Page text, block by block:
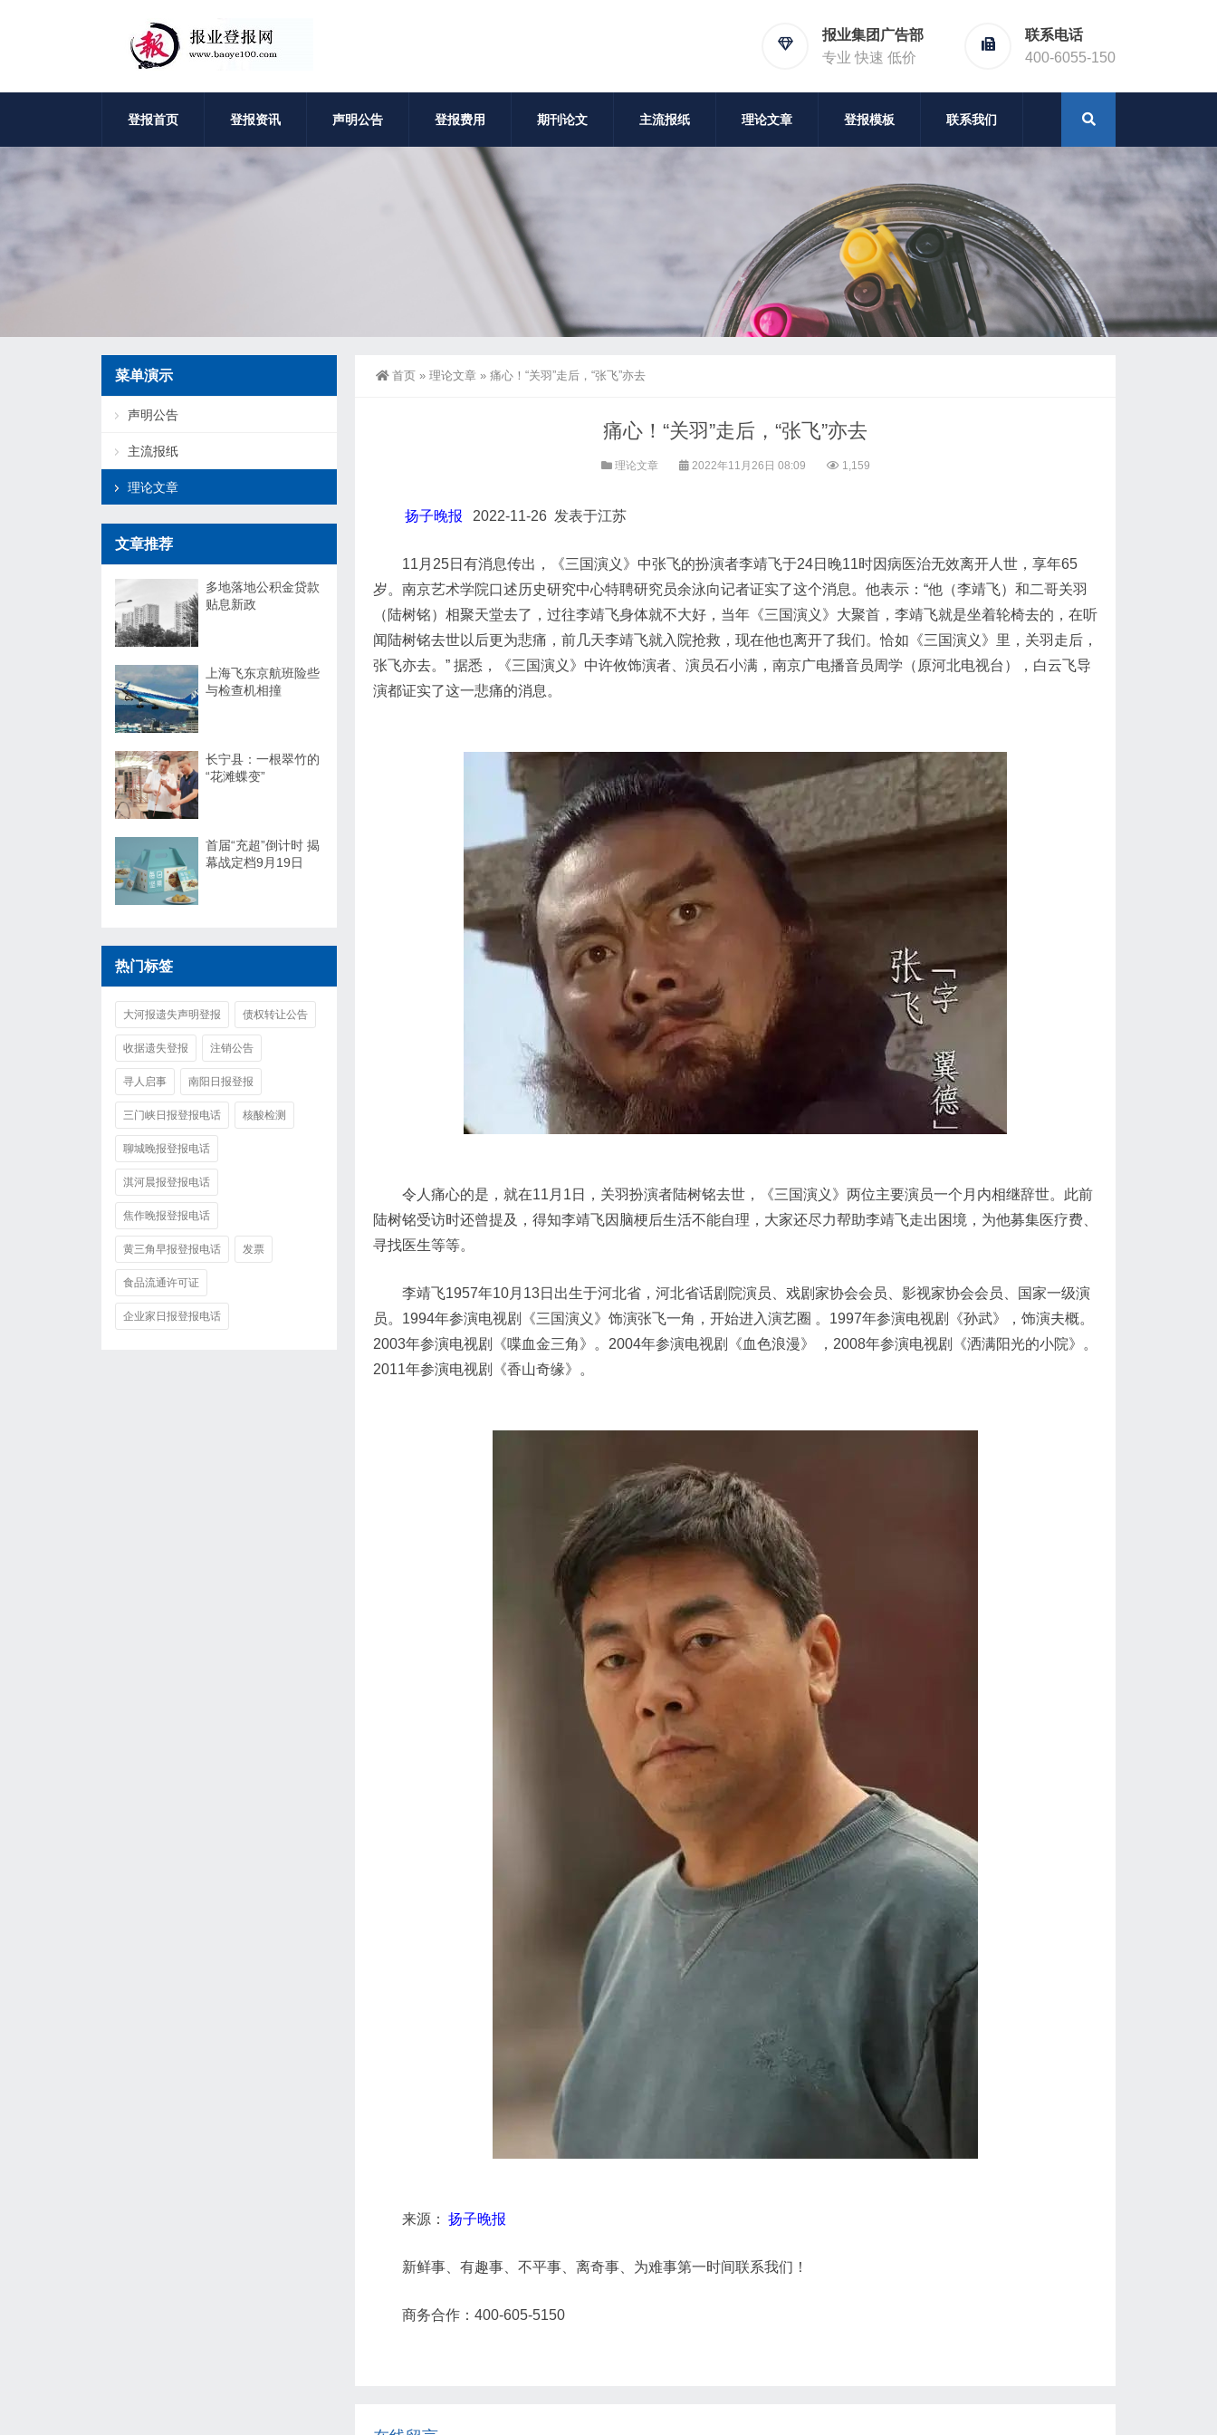
报业集团广告部
专业 快速 低价
联系电话
400-6055-150
登报首页 登报资讯 声明公告 登报费用 期刊论文 主流报纸 理论文章 登报模板 联系我们
首页 » 理论文章 » 痛心！“关羽”走后，“张飞”亦去
痛心！“关羽”走后，“张飞”亦去
理论文章 2022年11月26日 08:09 1,159
扬子晚报 2022-11-26 发表于江苏
11月25日有消息传出，《三国演义》中张飞的扮演者李靖飞于24日晚11时因病医治无效离开人世，享年65
岁。南京艺术学院口述历史研究中心特聘研究员余泳向记者证实了这个消息。他表示：“他（李靖飞）和二哥关羽
（陆树铭）相聚天堂去了，过往李靖飞身体就不大好，当年《三国演义》大聚首，李靖飞就是坐着轮椅去的，在听
闻陆树铭去世以后更为悲痛，前几天李靖飞就入院抢救，现在他也离开了我们。恰如《三国演义》里，关羽走后，
张飞亦去。” 据悉，《三国演义》中许攸饰演者、演员石小满，南京广电播音员周学（原河北电视台），白云飞导
演都证实了这一悲痛的消息。
令人痛心的是，就在11月1日，关羽扮演者陆树铭去世，《三国演义》两位主要演员一个月内相继辞世。此前
陆树铭受访时还曾提及，得知李靖飞因脑梗后生活不能自理，大家还尽力帮助李靖飞走出困境，为他募集医疗费、
寻找医生等等。
李靖飞1957年10月13日出生于河北省，河北省话剧院演员、戏剧家协会会员、影视家协会会员、国家一级演
员。1994年参演电视剧《三国演义》饰演张飞一角，开始进入演艺圈 。1997年参演电视剧《孙武》，饰演夫概。
2003年参演电视剧《喋血金三角》。2004年参演电视剧《血色浪漫》 ，2008年参演电视剧《洒满阳光的小院》。
2011年参演电视剧《香山奇缘》。
来源： 扬子晚报
新鲜事、有趣事、不平事、离奇事、为难事第一时间联系我们！
商务合作：400-605-5150
菜单演示
声明公告
主流报纸
理论文章
文章推荐
多地落地公积金贷款
贴息新政
上海飞东京航班险些
与检查机相撞
长宁县：一根翠竹的
“花滩蝶变”
首届“充超”倒计时 揭
幕战定档9月19日
热门标签
大河报遗失声明登报 债权转让公告
收据遗失登报 注销公告
寻人启事 南阳日报登报
三门峡日报登报电话 核酸检测
聊城晚报登报电话
淇河晨报登报电话
焦作晚报登报电话
黄三角早报登报电话 发票
食品流通许可证
企业家日报登报电话